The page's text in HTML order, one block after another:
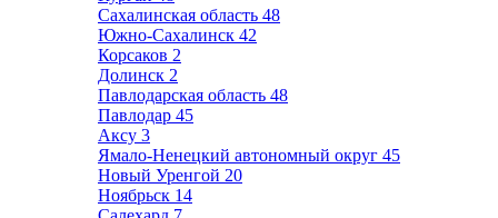
Сахалинская область 48
Южно-Сахалинск 42
Корсаков 2
Долинск 2
Павлодарская область 48
Павлодар 45
Аксу 3
Ямало-Ненецкий автономный округ 45
Новый Уренгой 20
Ноябрьск 14